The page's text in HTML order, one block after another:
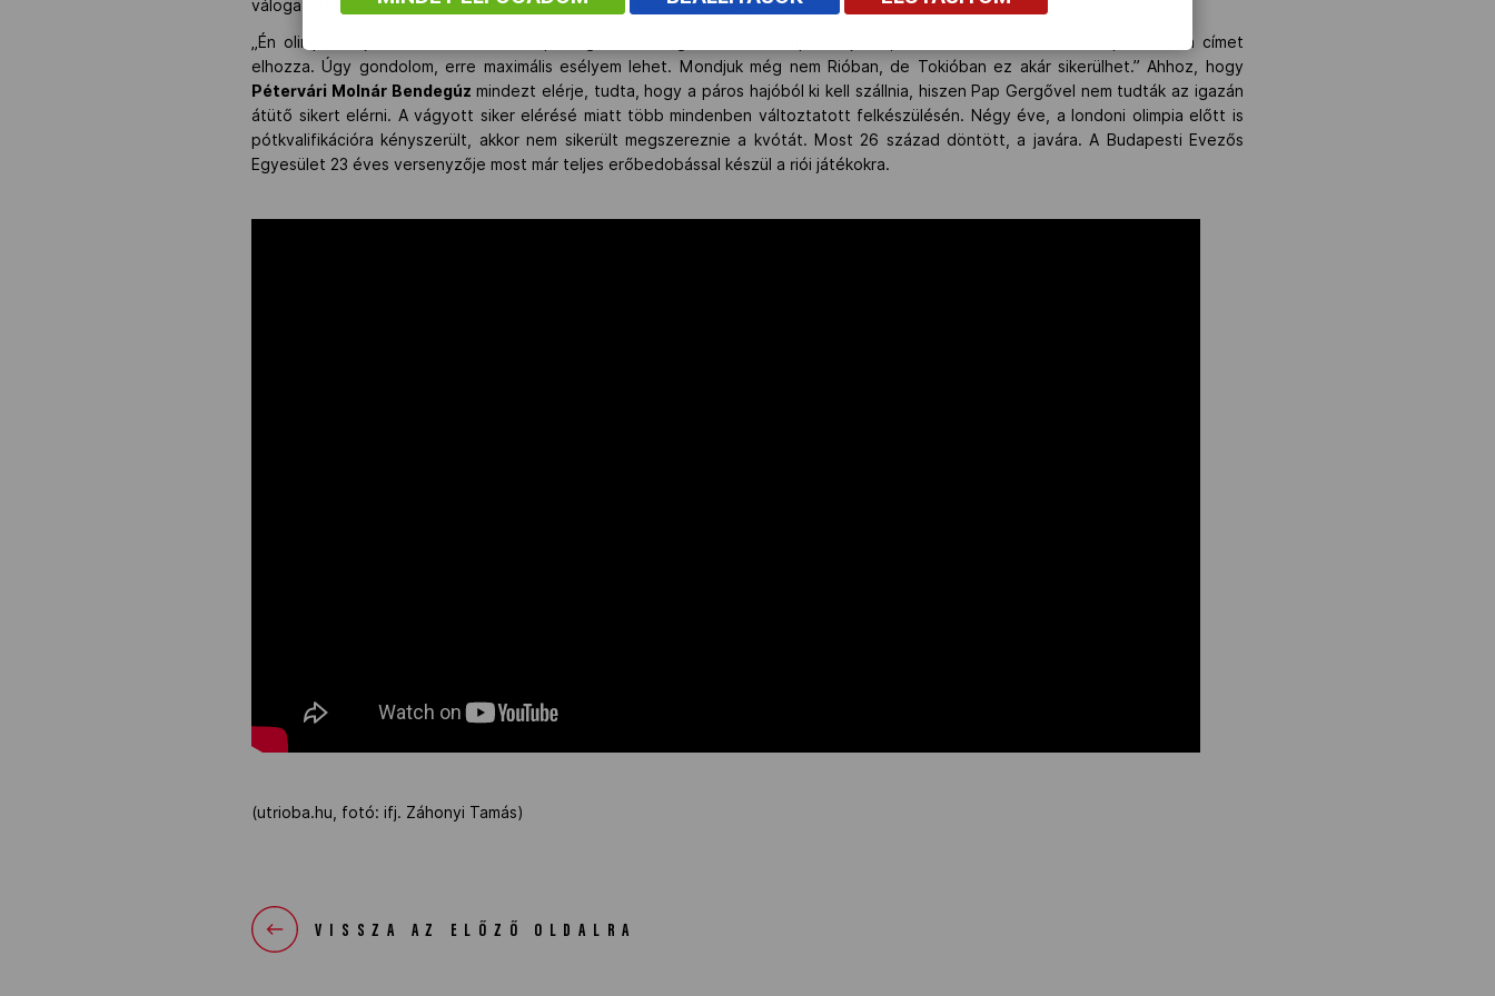
válogatottal, most pedig nagyon bízik abban, hogy Rióban is a csapat tagja lehet.
„Én olimpiai bajnok szeretnék lenni! Sportágunknak még nem volt olimpiai bajnoka, szeretnék én lenni az első, aki ezt a címet
elhozza. Úgy gondolom, erre maximális esélyem lehet. Mondjuk még nem Rióban, de Tokióban ez akár sikerülhet.” Ahhoz, hogy
Pétervári Molnár Bendegúz mindezt elérje, tudta, hogy a páros hajóból ki kell szállnia, hiszen Pap Gergővel nem tudták az igazán
átütő sikert elérni. A vágyott siker elérésé miatt több mindenben változtatott felkészülésén. Négy éve, a londoni olimpia előtt is
pótkvalifikációra kényszerült, akkor nem sikerült megszereznie a kvótát. Most 26 század döntött, a javára. A Budapesti Evezős
Egyesület 23 éves versenyzője most már teljes erőbedobással készül a riói játékokra.
(utrioba.hu, fotó: ifj. Záhonyi Tamás)
VISSZA AZ ELŐZŐ OLDALRA